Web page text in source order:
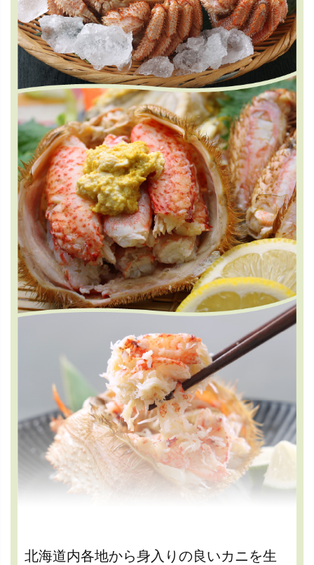
北海道内各地から身入りの良いカニを生